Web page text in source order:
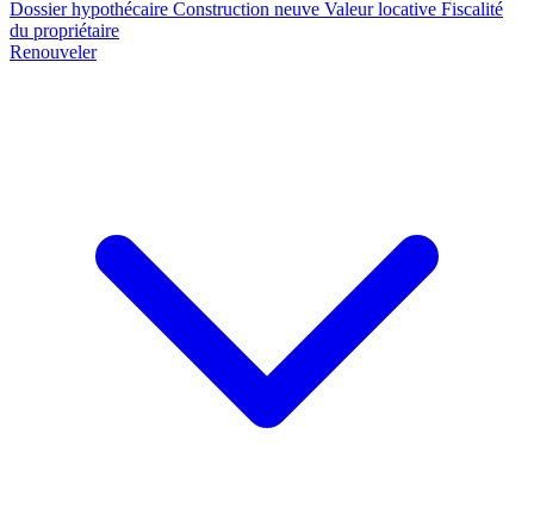
Dossier hypothécaire Construction neuve Valeur locative Fiscalité
du propriétaire
Renouveler